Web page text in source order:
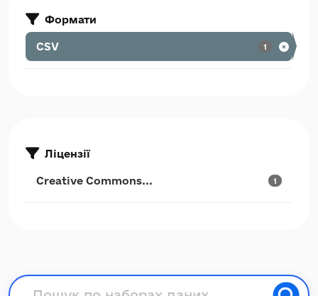
Формати
CSV 1
Ліцензії
Creative Commons... 1